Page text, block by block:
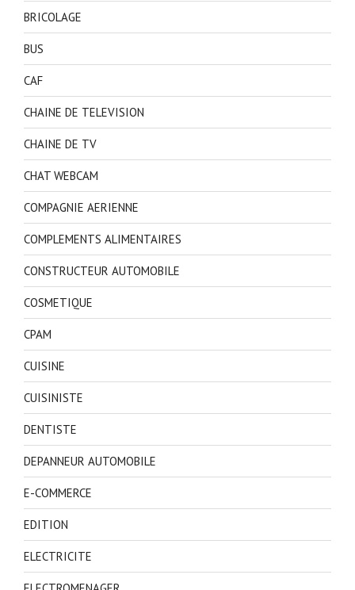
BRICOLAGE
BUS
CAF
CHAINE DE TELEVISION
CHAINE DE TV
CHAT WEBCAM
COMPAGNIE AERIENNE
COMPLEMENTS ALIMENTAIRES
CONSTRUCTEUR AUTOMOBILE
COSMETIQUE
CPAM
CUISINE
CUISINISTE
DENTISTE
DEPANNEUR AUTOMOBILE
E-COMMERCE
EDITION
ELECTRICITE